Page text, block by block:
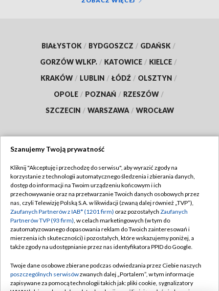
BIAŁYSTOK / BYDGOSZCZ / GDAŃSK /
GORZÓW WLKP. / KATOWICE / KIELCE /
KRAKÓW / LUBLIN / ŁÓDŹ / OLSZTYN /
OPOLE / POZNAŃ / RZESZÓW /
SZCZECIN / WARSZAWA / WROCŁAW
TVP
Abonament TVP
Emisja w TVP
Centrum informacji TVP
Naziemna Telewizja Cyfrowa
Rada Programowa
System NOS
Regulamin TVP
Polityka prywatności
Moje zgody
Pomoc
Kontakt
Szanujemy Twoją prywatność
Kliknij "Akceptuję i przechodzę do serwisu", aby wyrazić zgody na
korzystanie z technologii automatycznego śledzenia i zbierania danych,
dostęp do informacji na Twoim urządzeniu końcowym i ich
przechowywanie oraz na przetwarzanie Twoich danych osobowych przez
nas, czyli Telewizję Polską S.A. w likwidacji (zwaną dalej również „TVP”),
Zaufanych Partnerów z IAB* (1201 firm) oraz pozostałych Zaufanych
Partnerów TVP (93 firm), w celach marketingowych (w tym do
zautomatyzowanego dopasowania reklam do Twoich zainteresowań i
mierzenia ich skuteczności) i pozostałych, które wskazujemy poniżej, a
także zgody na udostępnianie przez nas identyfikatora PPID do Google.
Twoje dane osobowe zbierane podczas odwiedzania przez Ciebie naszych
poszczególnych serwisówzwanych dalej „Portalem”, w tym informacje
zapisywane za pomocą technologii takich jak: pliki cookie, sygnalizatory